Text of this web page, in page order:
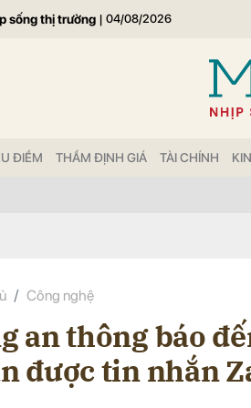
sống thị trường | 04/08/2026
ĐIỂM THẨM ĐỊNH GIÁ TÀI CHÍNH
Công nghệ
an thông báo
được tin nhắn
Gửi bình luận